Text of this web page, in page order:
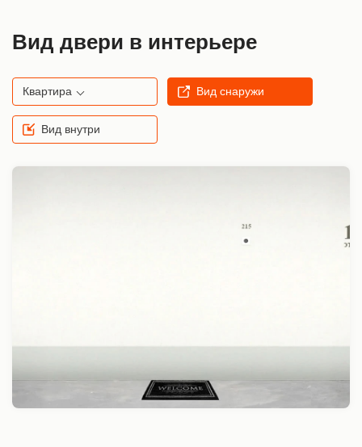
Вид двери в интерьере
Квартира Вид снаружи
Вид внутри